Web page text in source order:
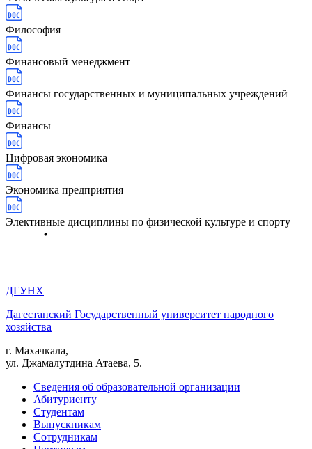
Философия
Финансовый менеджмент
Финансы государственных и муниципальных учреждений
Финансы
Цифровая экономика
Экономика предприятия
Элективные дисциплины по физической культуре и спорту
ДГУНХ
Дагестанский Государственный университет народного
хозяйства
г. Махачкала,
ул. Джамалутдина Атаева, 5.
Сведения об образовательной организации
Абитуриенту
Студентам
Выпускникам
Сотрудникам